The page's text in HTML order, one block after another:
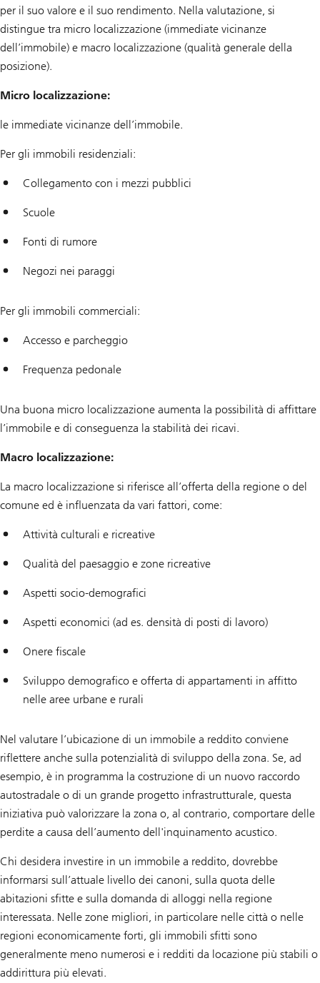
per il suo valore e il suo rendimento. Nella valutazione, si
distingue tra micro localizzazione (immediate vicinanze
dell’immobile) e macro localizzazione (qualità generale della
posizione).
Micro localizzazione:
le immediate vicinanze dell’immobile.
Per gli immobili residenziali:
Collegamento con i mezzi pubblici
Scuole
Fonti di rumore
Negozi nei paraggi
Per gli immobili commerciali:
Accesso e parcheggio
Frequenza pedonale
Una buona micro localizzazione aumenta la possibilità di affittare
l’immobile e di conseguenza la stabilità dei ricavi.
Macro localizzazione:
La macro localizzazione si riferisce all’offerta della regione o del
comune ed è influenzata da vari fattori, come:
Attività culturali e ricreative
Qualità del paesaggio e zone ricreative
Aspetti socio-demografici
Aspetti economici (ad es. densità di posti di lavoro)
Onere fiscale
Sviluppo demografico e offerta di appartamenti in affitto
nelle aree urbane e rurali
Nel valutare l’ubicazione di un immobile a reddito conviene
riflettere anche sulla potenzialità di sviluppo della zona. Se, ad
esempio, è in programma la costruzione di un nuovo raccordo
autostradale o di un grande progetto infrastrutturale, questa
iniziativa può valorizzare la zona o, al contrario, comportare delle
perdite a causa dell’aumento dell'inquinamento acustico.
Chi desidera investire in un immobile a reddito, dovrebbe
informarsi sull’attuale livello dei canoni, sulla quota delle
abitazioni sfitte e sulla domanda di alloggi nella regione
interessata. Nelle zone migliori, in particolare nelle città o nelle
regioni economicamente forti, gli immobili sfitti sono
generalmente meno numerosi e i redditi da locazione più stabili o
addirittura più elevati.